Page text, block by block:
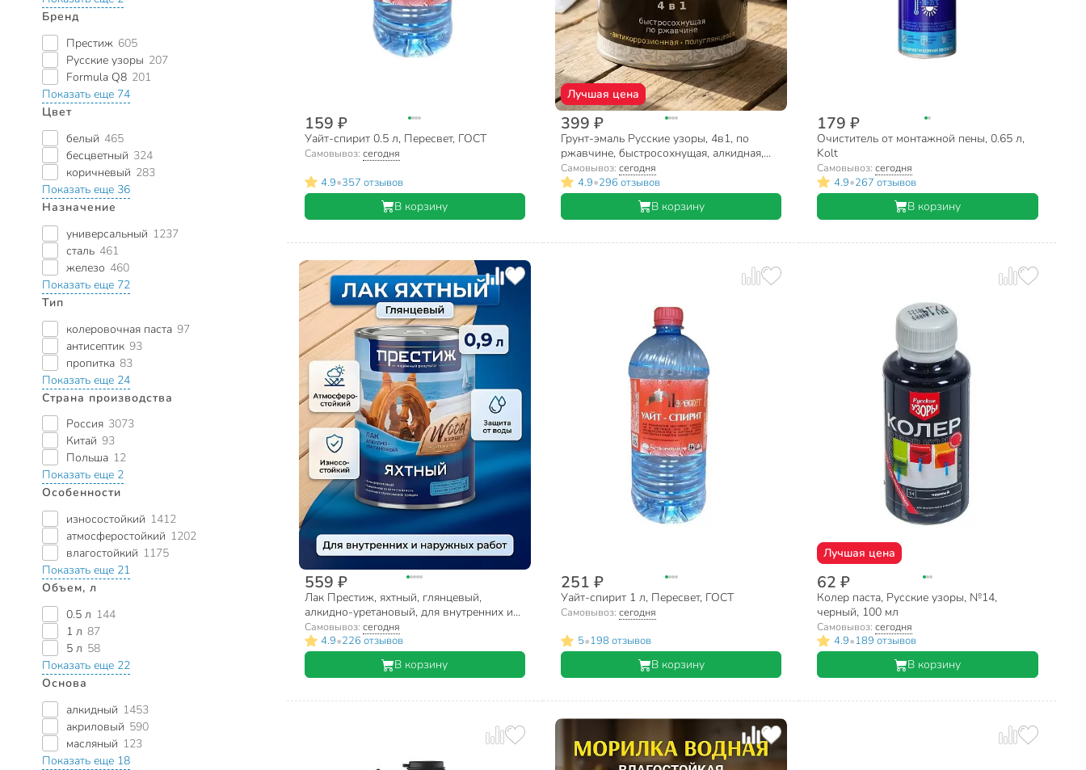
Бренд
Престиж 605
Русские узоры 207
Formula Q8 201
Показать еще 74
Цвет
белый 465
бесцветный 324
коричневый 283
Показать еще 36
Назначение
универсальный 1237
сталь 461
железо 460
Показать еще 72
Тип
колеровочная паста 97
антисептик 93
пропитка 83
Показать еще 24
Страна производства
Россия 3073
Китай 93
Польша 12
Показать еще 2
Особенности
износостойкий 1412
атмосферостойкий 1202
влагостойкий 1175
Показать еще 21
Объем, л
0.5 л 144
1 л 87
5 л 58
Показать еще 22
Основа
алкидный 1453
акриловый 590
масляный 123
Показать еще 18
159 ₽
Уайт-спирит 0.5 л, Пересвет, ГОСТ
Самовывоз: сегодня
4.9•357 отзывов
В корзину
Лучшая цена
399 ₽
Грунт-эмаль Русские узоры, 4в1, по
ржавчине, быстросохнущая, алкидная,
полуглянцевая, черная, 0.8 кг
Самовывоз: сегодня
4.9•296 отзывов
В корзину
179 ₽
Очиститель от монтажной пены, 0.65 л,
Kolt
Самовывоз:сегодня
4.9•267 отзывов
В корзину
559 ₽
Лак Престиж, яхтный, глянцевый,
алкидно-уретановый, для внутренних и
наружных работ, 0.9 л
Самовывоз: сегодня
4.9•226 отзывов
В корзину
251 ₽
Уайт-спирит 1 л, Пересвет, ГОСТ
Самовывоз: сегодня
5•198 отзывов
В корзину
Лучшая цена
62 ₽
Колер паста, Русские узоры, №14,
черный, 100 мл
Самовывоз:сегодня
4.9•189 отзывов
В корзину